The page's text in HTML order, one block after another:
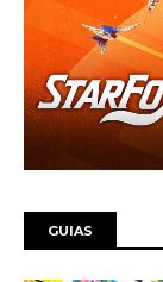
GUIAS